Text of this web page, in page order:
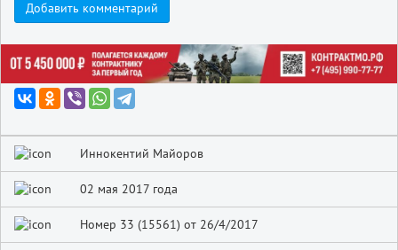
Добавить комментарий
Иннокентий Майоров
02 мая 2017 года
Номер 33 (15561) от 26/4/2017